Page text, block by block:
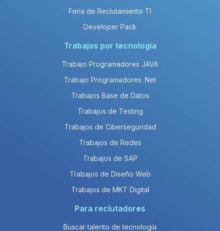
Feria de Reclutamiento TI
Developer Pack
Trabajos por tecnología
Trabajo Programadores JAVA
Trabajo Programadores .Net
Trabajos Base de Datos
Trabajos de Testing
Trabajos de Ciberseguridad
Trabajos de Redes
Trabajos de SAP
Trabajos de Diseño Web
Trabajos de MKT Digital
Para reclutadores
Buscar talento de tecnología